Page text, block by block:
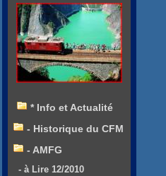
* Info et Actualité
- Historique du CFM
- AMFG
- à Lire 12/2010